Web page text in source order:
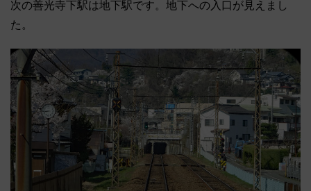
次の善光寺下駅は地下駅です。地下への入口が見えまし
た。